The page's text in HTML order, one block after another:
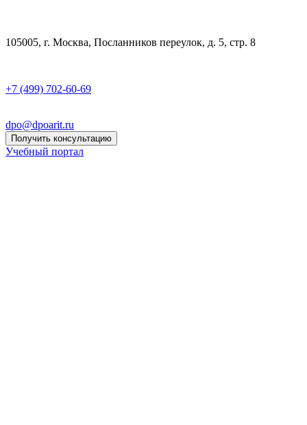
105005, г. Москва, Посланников переулок, д. 5, стр. 8
+7 (499) 702-60-69
dpo@dpoarit.ru
Получить консультацию
Учебный портал